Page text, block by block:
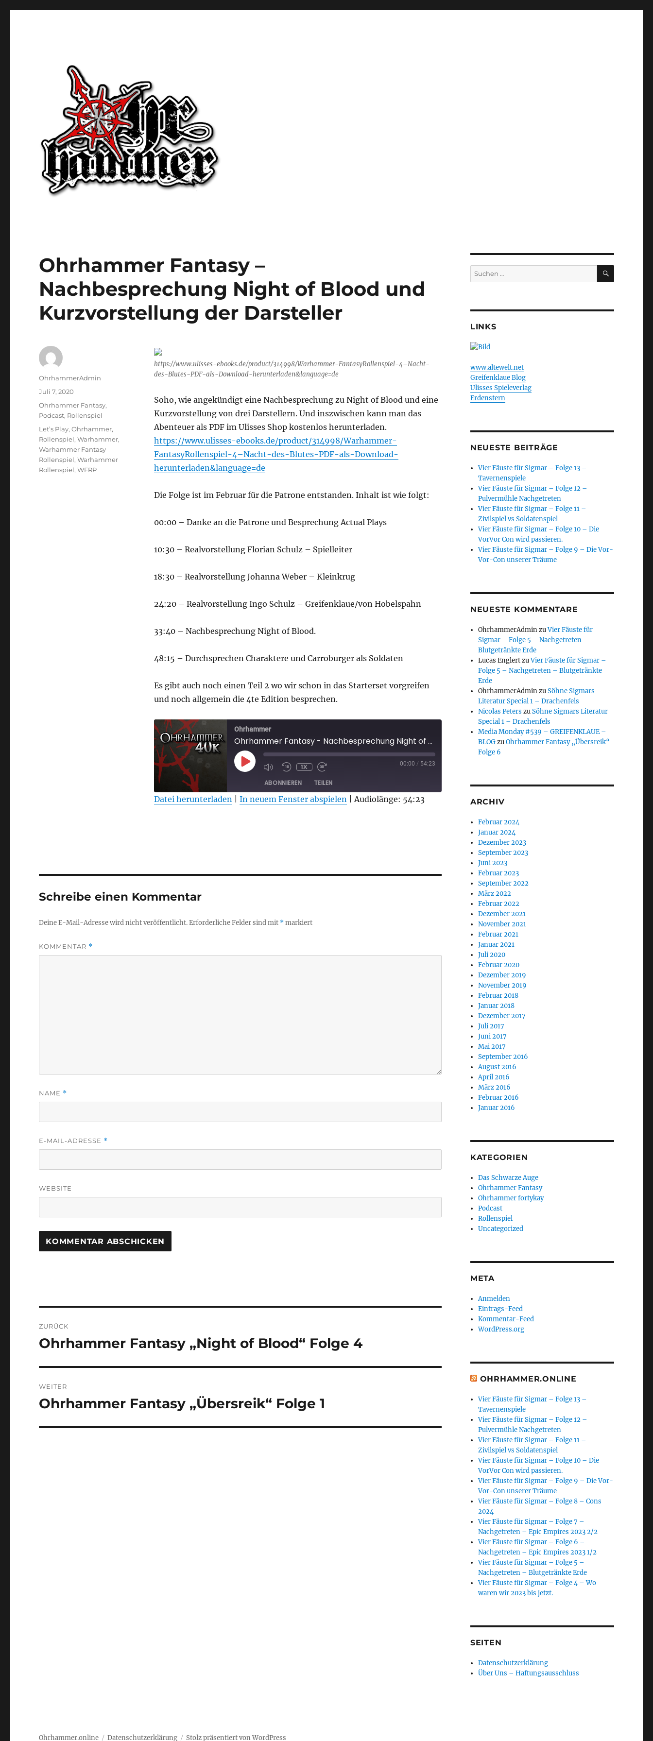
Ohrhammer Fantasy –
Nachbesprechung Night of Blood und
Kurzvorstellung der Darsteller
https://www.ulisses-ebooks.de/product/314998/Warhammer-FantasyRollenspiel-4–Nacht-
des-Blutes-PDF-als-Download-herunterladen&language=de
Soho, wie angekündigt eine Nachbesprechung zu Night of Blood und eine
Kurzvorstellung von drei Darstellern. Und inszwischen kann man das
Abenteuer als PDF im Ulisses Shop kostenlos herunterladen.
https://www.ulisses-ebooks.de/product/314998/Warhammer-
FantasyRollenspiel-4–Nacht-des-Blutes-PDF-als-Download-
herunterladen&language=de
Die Folge ist im Februar für die Patrone entstanden. Inhalt ist wie folgt:
00:00 – Danke an die Patrone und Besprechung Actual Plays
10:30 – Realvorstellung Florian Schulz – Spielleiter
18:30 – Realvorstellung Johanna Weber – Kleinkrug
24:20 – Realvorstellung Ingo Schulz – Greifenklaue/von Hobelspahn
33:40 – Nachbesprechung Night of Blood.
48:15 – Durchsprechen Charaktere und Carroburger als Soldaten
Es gibt auch noch einen Teil 2 wo wir schon in das Starterset vorgreifen
und noch allgemein die 4te Edition besprechen.
Ohrhammer
Ohrhammer Fantasy - Nachbesprechung Night of Blood und Kurzvorstellung der Darsteller
PLAY
EPISODE
1X 00:00 / 54:23
ABONNIEREN TEILEN
Datei herunterladen| In neuem Fenster abspielen|Audiolänge: 54:23
Autor
OhrhammerAdmin
Veröffentlicht
am
Juli 7, 2020
Kategorien
Ohrhammer Fantasy,
Podcast, Rollenspiel
Schlagwörter
Let’s Play,Ohrhammer,
Rollenspiel,Warhammer,
Warhammer Fantasy
Rollenspiel,Warhammer
Rollenspiel,WFRP
Schreibe einen Kommentar
Deine E-Mail-Adresse wird nicht veröffentlicht.Erforderliche Felder sind mit *markiert
KOMMENTAR *
NAME *
E-MAIL-ADRESSE *
WEBSITE
ZURÜCK
Vorheriger
Ohrhammer Fantasy „Night of Blood“ Folge 4
WEITER
Nächster
Ohrhammer Fantasy „Übersreik“ Folge 1
Suchen
nach:
SUCHEN
LINKS
www.altewelt.net
Greifenklaue Blog
Ulisses Spieleverlag
Erdenstern
NEUESTE BEITRÄGE
Vier Fäuste für Sigmar – Folge 13 –
Tavernenspiele
Vier Fäuste für Sigmar – Folge 12 –
Pulvermühle Nachgetreten
Vier Fäuste für Sigmar – Folge 11 –
Zivilspiel vs Soldatenspiel
Vier Fäuste für Sigmar – Folge 10 – Die
VorVor Con wird passieren.
Vier Fäuste für Sigmar – Folge 9 – Die Vor-
Vor-Con unserer Träume
NEUESTE KOMMENTARE
OhrhammerAdminzuVier Fäuste für
Sigmar – Folge 5 – Nachgetreten –
Blutgetränkte Erde
Lucas EnglertzuVier Fäuste für Sigmar –
Folge 5 – Nachgetreten – Blutgetränkte
Erde
OhrhammerAdminzuSöhne Sigmars
Literatur Special 1 – Drachenfels
Nicolas Peters zuSöhne Sigmars Literatur
Special 1 – Drachenfels
Media Monday #539 – GREIFENKLAUE –
BLOGzuOhrhammer Fantasy „Übersreik“
Folge 6
ARCHIV
Februar 2024
Januar 2024
Dezember 2023
September 2023
Juni 2023
Februar 2023
September 2022
März 2022
Februar 2022
Dezember 2021
November 2021
Februar 2021
Januar 2021
Juli 2020
Februar 2020
Dezember 2019
November 2019
Februar 2018
Januar 2018
Dezember 2017
Juli 2017
Juni 2017
Mai 2017
September 2016
August 2016
April 2016
März 2016
Februar 2016
Januar 2016
KATEGORIEN
Das Schwarze Auge
Ohrhammer Fantasy
Ohrhammer fortykay
Podcast
Rollenspiel
Uncategorized
META
Anmelden
Eintrags-Feed
Kommentar-Feed
WordPress.org
OHRHAMMER.ONLINE
Vier Fäuste für Sigmar – Folge 13 –
Tavernenspiele
Vier Fäuste für Sigmar – Folge 12 –
Pulvermühle Nachgetreten
Vier Fäuste für Sigmar – Folge 11 –
Zivilspiel vs Soldatenspiel
Vier Fäuste für Sigmar – Folge 10 – Die
VorVor Con wird passieren.
Vier Fäuste für Sigmar – Folge 9 – Die Vor-
Vor-Con unserer Träume
Vier Fäuste für Sigmar – Folge 8 – Cons
2024
Vier Fäuste für Sigmar – Folge 7 –
Nachgetreten – Epic Empires 2023 2/2
Vier Fäuste für Sigmar – Folge 6 –
Nachgetreten – Epic Empires 2023 1/2
Vier Fäuste für Sigmar – Folge 5 –
Nachgetreten – Blutgetränkte Erde
Vier Fäuste für Sigmar – Folge 4 – Wo
waren wir 2023 bis jetzt.
SEITEN
Datenschutzerklärung
Über Uns – Haftungsausschluss
Ohrhammer.online Datenschutzerklärung Stolz präsentiert von WordPress